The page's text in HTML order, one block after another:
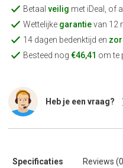
Betaal veilig met iDeal, of
Wettelijke garantievan 12
14 dagen bedenktijd en
Besteed nog €46,41 om te
Heb je een vraag?
Specificaties Reviews